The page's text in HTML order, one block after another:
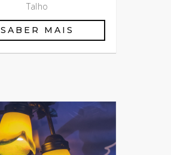
Talho
SABER MAIS